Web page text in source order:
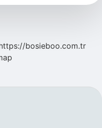
bosieboo.com.tr